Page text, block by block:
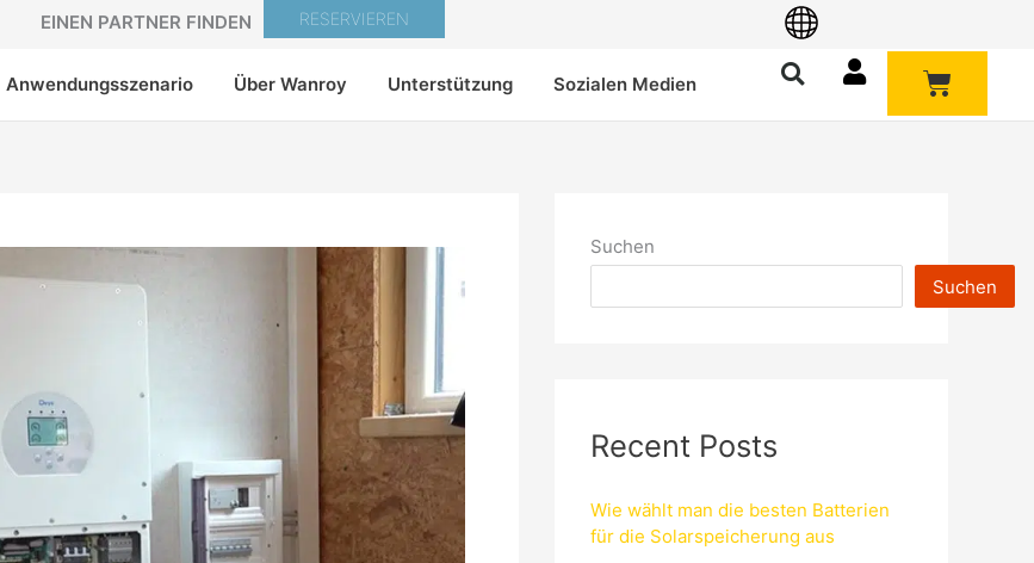
EINEN PARTNER FINDEN RESERVIEREN
Anwendungsszenario Über Wanroy Unterstützung Sozialen Medien
Suchen
Suchen
Recent Posts
Wie wählt man die besten Batterien
für die Solarspeicherung aus